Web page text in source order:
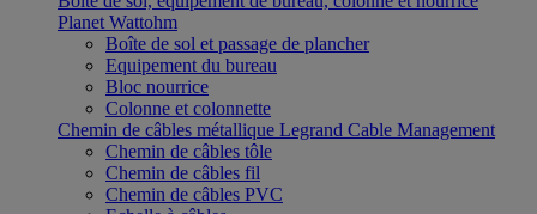
Planet Wattohm
Boîte de sol et passage de plancher
Equipement du bureau
Bloc nourrice
Colonne et colonnette
Chemin de câbles métallique Legrand Cable Management
Chemin de câbles tôle
Chemin de câbles fil
Chemin de câbles PVC